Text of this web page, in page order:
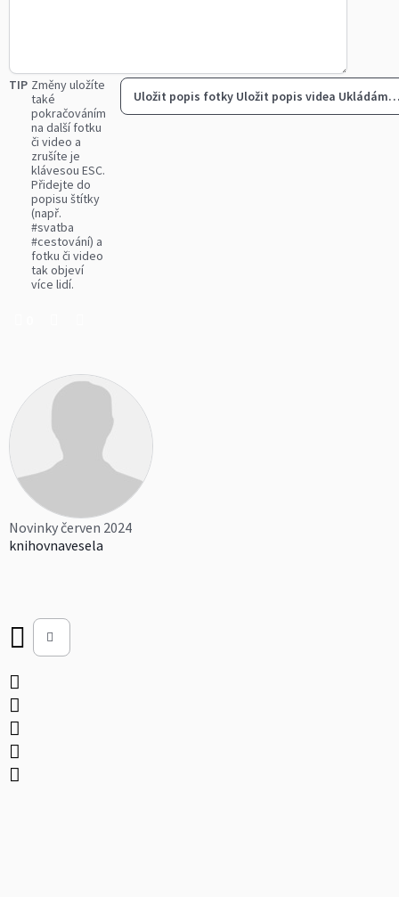
TIP Změny uložíte
také
pokračováním
na další fotku
či video a
zrušíte je
klávesou ESC.
Přidejte do
popisu štítky
(např.
#svatba
#cestování) a
fotku či video
tak objeví
více lidí.
Uložit popis fotky Uložit popis videa
Novinky červen 2024
knihovnavesela